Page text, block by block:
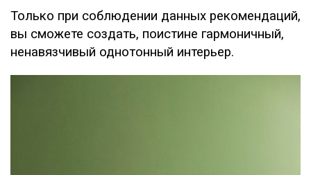
Только при соблюдении данных рекомендаций,
вы сможете создать, поистине гармоничный,
ненавязчивый однотонный интерьер.